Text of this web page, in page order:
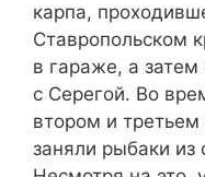
карпа,
Ставропольском
в гараже, а затем
с Серегой. Во
втором и третьем
заняли рыбаки из